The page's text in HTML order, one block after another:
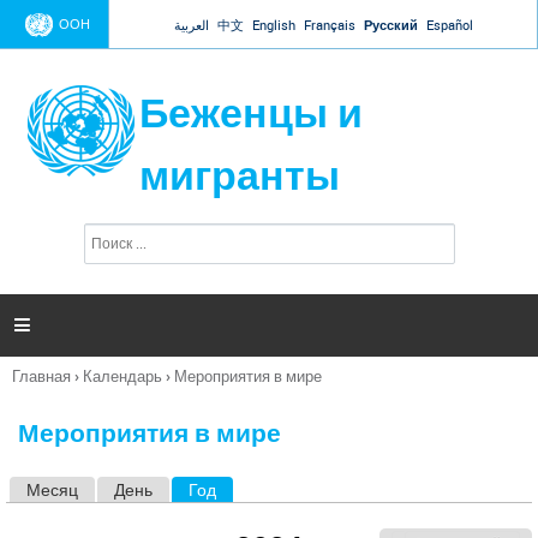
Jump to navigation
ООН العربية 中文 English Français Русский Español
Беженцы и
мигранты
п
и

Вы
Главная › Календарь › Мероприятия в мире
Мероприятия в мире
Месяц День Год